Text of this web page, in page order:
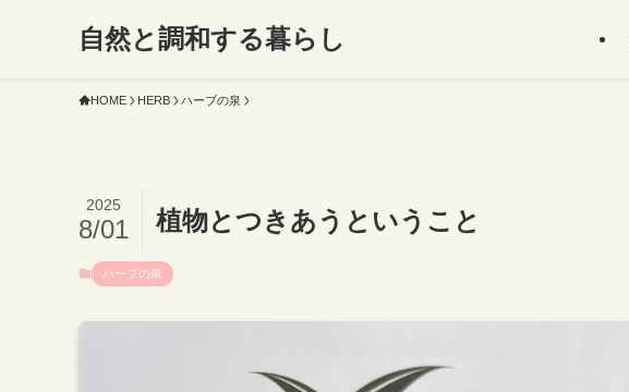
自然と調和する暮らし
HOME HERB ハーブの泉
植物とつきあうということ
2025
8/01
ハーブの泉